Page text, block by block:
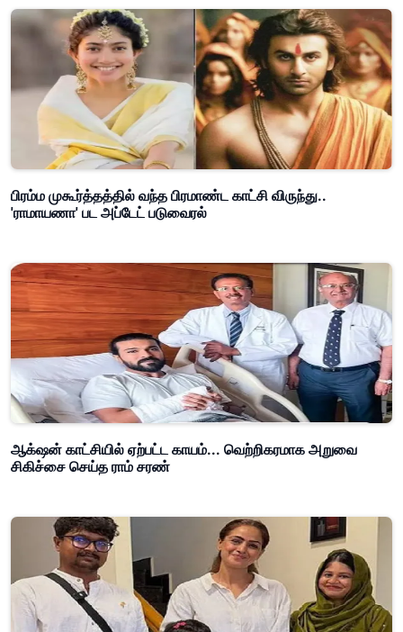
பிரம்ம முகூர்த்தத்தில் வந்த பிரமாண்ட காட்சி விருந்து..
'ராமாயணா' பட அப்டேட் படுவைரல்
ஆக்‌ஷன் காட்சியில் ஏற்பட்ட காயம்... வெற்றிகரமாக அறுவை
சிகிச்சை செய்த ராம் சரண்